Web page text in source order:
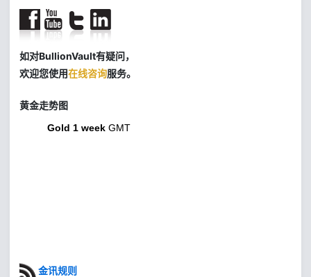
如对BullionVault有疑问，
欢迎您使用在线咨询服务。
黄金走势图
Gold 1 week GMT
金讯规则